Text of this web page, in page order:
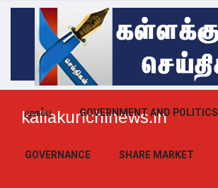
kallakurichinews.in
முகப்பு GOVERNMENT AND POLITICS
GOVERNANCE SHARE MARKET